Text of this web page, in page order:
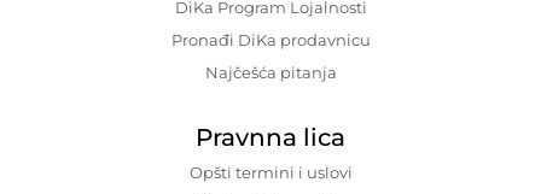
klasične košulje i stilski
kombinezoni su takođe među
portfoliju brenda.
DiKa Program Lojalnosti
Pronađi DiKa prodavnicu
Najčešća pitanja
Pravnna lica
Opšti termini i uslovi